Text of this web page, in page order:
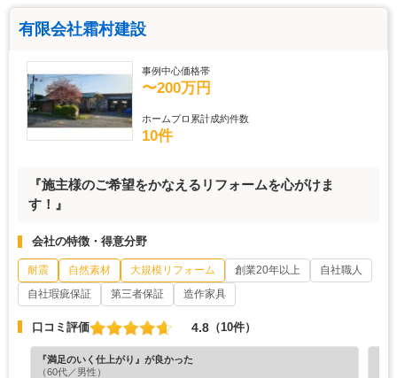
有限会社霜村建設
事例中心価格帯
〜200万円
ホームプロ累計成約件数
10件
『施主様のご希望をかなえるリフォームを心がけま
す！』
会社の特徴・得意分野
耐震 自然素材 大規模リフォーム 創業20年以上
自社職人
自社瑕疵保証
第三者保証 造作家具
口コミ評価 4.8 （10件）
『満足のいく仕上がり』が良かった
（60代／男性）